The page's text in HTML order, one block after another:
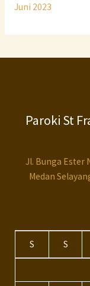
Juni 2023
Paroki St
Jl. Bunga Ester
Medan
S S